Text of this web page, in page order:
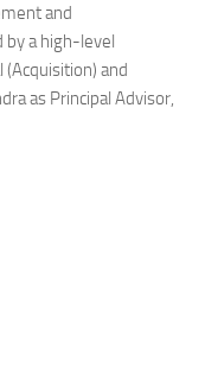
and
by a high-level
and
as Principal Advisor,